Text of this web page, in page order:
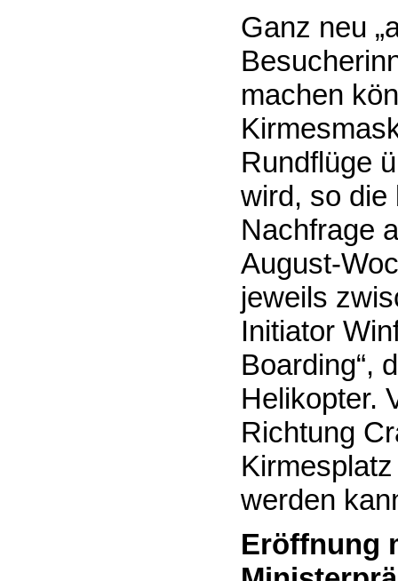
Ganz neu
machen
Rundflüge
wird, so die
Nachfrage
August-
jeweils
Initiator
Boarding“,
Helikopter.
Richtung
werden
Eröffnung